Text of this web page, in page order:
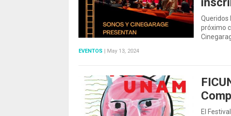
Queridos
próximo
EVENTOS | May 13, 2024
El